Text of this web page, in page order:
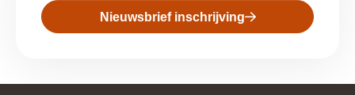
Nieuwsbrief inschrijving